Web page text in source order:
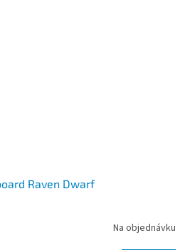
Raven Dwarf
Na objednávku